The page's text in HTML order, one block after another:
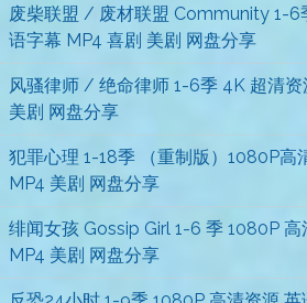
废柴联盟 / 废材联盟 Community 1-6
语字幕 MP4 喜剧 美剧 网盘分享
风骚律师 / 绝命律师 1-6季 4K 超清
美剧 网盘分享
犯罪心理 1-18季 （重制版）1080P高
MP4 美剧 网盘分享
绯闻女孩 Gossip Girl 1-6 季 1080P
MP4 美剧 网盘分享